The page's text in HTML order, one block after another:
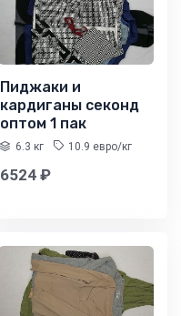
Пиджаки и
кардиганы секонд
оптом 1 пак
6.3 кг 10.9 евро/кг
6524 ₽